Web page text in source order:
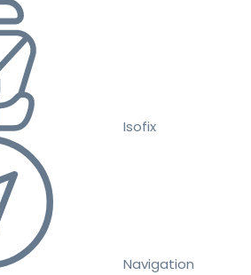
Isofix
Navigation